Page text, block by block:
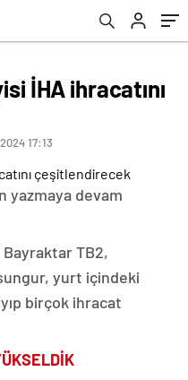
İHA ihracatını
17:13
yazmaya devam
TB2,
yurt içindeki
birçok ihracat